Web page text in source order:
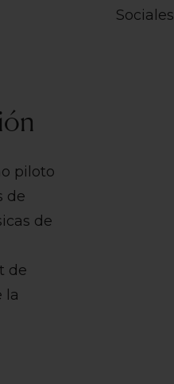
Sociales
piloto
de
de
de
la